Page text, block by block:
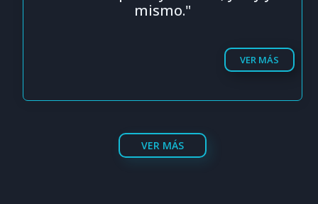
mismo."
VER MÁS
VER MÁS